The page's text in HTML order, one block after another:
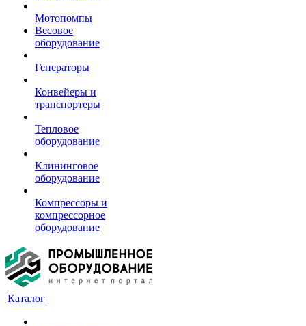
Мотопомпы
Весовое
оборудование
Генераторы
Конвейеры и
транспортеры
Тепловое
оборудование
Клининговое
оборудование
Компрессоры и
компрессорное
оборудование
Каталог